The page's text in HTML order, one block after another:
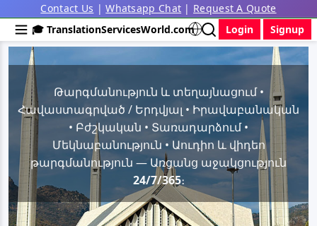
Contact Us |Whatsapp Chat | Request A Quote
🎓 TranslationServicesWorld.com
Login Signup
Թարգմանություն և տեղայնացում •
Հավաստագրված / Երդվյալ • Իրավաբանական
• Բժշկական • Տառադարձում •
Մեկնաբանություն • Աուդիո և վիդեո
թարգմանություն — Առցանց աջակցություն
24/7/365։